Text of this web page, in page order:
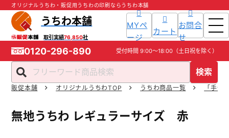
オリジナルうちわ・販促用うちわの印刷ならうちわ本舗
うちわ本舗
取引実績76,850社
検索
MYペ
ージ
カート
お問合
せ
0120-296-890 受付時間 9:00～18:00（土日祝を除く）
商品一覧
販促本舗 オリジナルうちわTOP うちわ商品一覧 「手作
無地うちわ レギュラーサイズ 赤